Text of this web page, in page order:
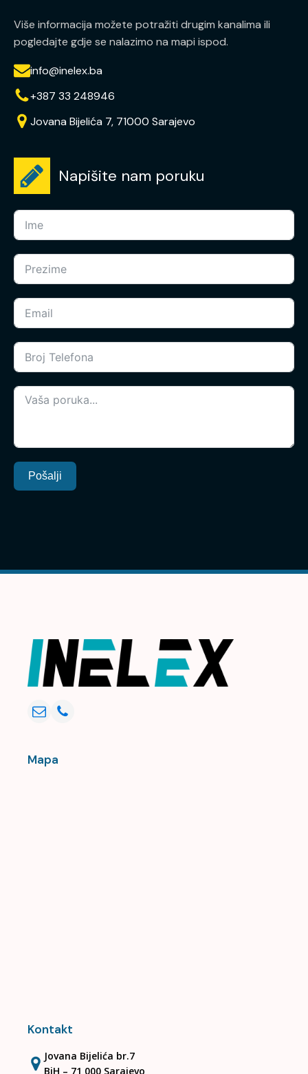
Više informacija možete potražiti drugim kanalima ili
pogledajte gdje se nalazimo na mapi ispod.
info@inelex.ba
+387 33 248946
Jovana Bijelića 7, 71000 Sarajevo
Napišite nam poruku
Pošalji
Mapa
Kontakt
Jovana Bijelića br.7
BiH – 71 000 Sarajevo